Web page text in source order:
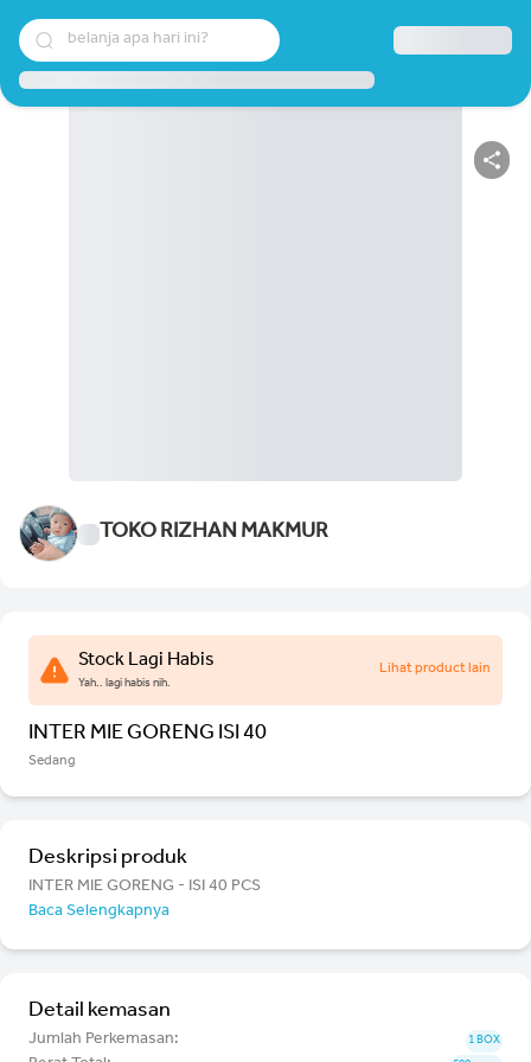
belanja apa hari ini?
TOKO RIZHAN MAKMUR
Stock Lagi Habis
Yah.. lagi habis nih.
Lihat product lain
INTER MIE GORENG ISI 40
Sedang
Deskripsi produk
INTER MIE GORENG - ISI 40 PCS
Baca Selengkapnya
Detail kemasan
Jumlah Perkemasan: 1 BOX